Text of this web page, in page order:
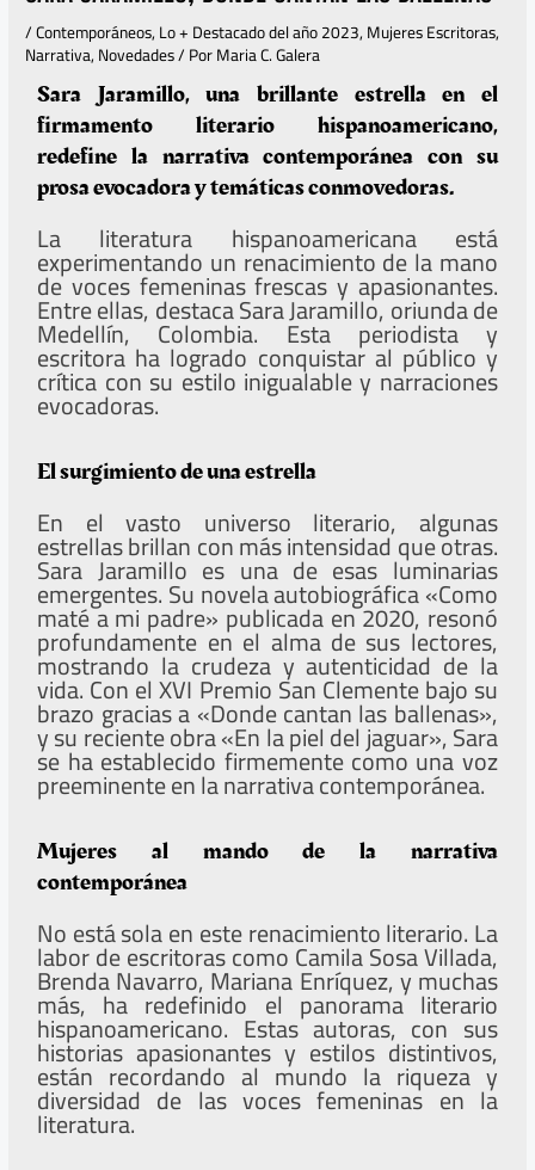
/Contemporáneos,Lo + Destacado del año 2023,Mujeres Escritoras,
Narrativa,Novedades/ PorMaria C. Galera
Sara Jaramillo, una brillante estrella en el
firmamento literario hispanoamericano,
redefine la narrativa contemporánea con su
prosa evocadora y temáticas conmovedoras.
La literatura hispanoamericana está
experimentando un renacimiento de la mano
de voces femeninas frescas y apasionantes.
Entre ellas, destaca Sara Jaramillo, oriunda de
Medellín, Colombia. Esta periodista y
escritora ha logrado conquistar al público y
crítica con su estilo inigualable y narraciones
evocadoras.
El surgimiento de una estrella
En el vasto universo literario, algunas
estrellas brillan con más intensidad que otras.
Sara Jaramillo es una de esas luminarias
emergentes. Su novela autobiográfica «Como
maté a mi padre» publicada en 2020, resonó
profundamente en el alma de sus lectores,
mostrando la crudeza y autenticidad de la
vida. Con el XVI Premio San Clemente bajo su
brazo gracias a «Donde cantan las ballenas»,
y su reciente obra «En la piel del jaguar», Sara
se ha establecido firmemente como una voz
preeminente en la narrativa contemporánea.
Mujeres al mando de la narrativa
contemporánea
No está sola en este renacimiento literario. La
labor de escritoras como Camila Sosa Villada,
Brenda Navarro, Mariana Enríquez, y muchas
más, ha redefinido el panorama literario
hispanoamericano. Estas autoras, con sus
historias apasionantes y estilos distintivos,
están recordando al mundo la riqueza y
diversidad de las voces femeninas en la
literatura.